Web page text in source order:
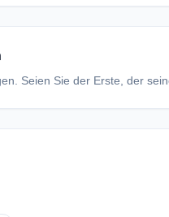
Seien Sie der Erste, der